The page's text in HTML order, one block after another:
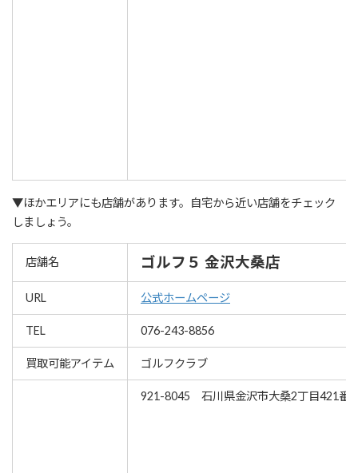
▼ほかエリアにも店舗があります。自宅から近い店舗をチェック
しましょう。
店舗名 ゴルフ５ 金沢大桑店
URL 公式ホームページ
TEL 076-243-8856
買取可能アイテム ゴルフクラブ
921-8045 石川県金沢市大桑2丁目421番